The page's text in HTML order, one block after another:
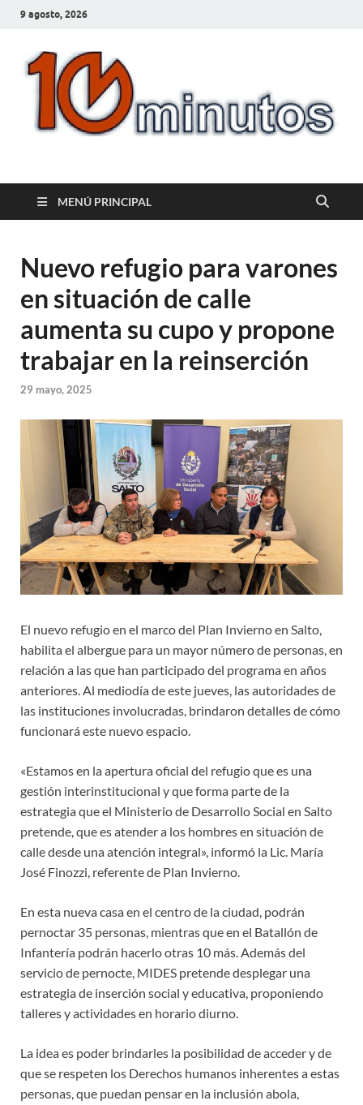
9 agosto, 2026
10minutos.com.uy
MENÚ PRINCIPAL
Nuevo refugio para varones
en situación de calle
aumenta su cupo y propone
trabajar en la reinserción
29 mayo, 2025
El nuevo refugio en el marco del Plan Invierno en Salto,
habilita el albergue para un mayor número de personas, en
relación a las que han participado del programa en años
anteriores. Al mediodía de este jueves, las autoridades de
las instituciones involucradas, brindaron detalles de cómo
funcionará este nuevo espacio.
«Estamos en la apertura oficial del refugio que es una
gestión interinstitucional y que forma parte de la
estrategia que el Ministerio de Desarrollo Social en Salto
pretende, que es atender a los hombres en situación de
calle desde una atención integral», informó la Lic. María
José Finozzi, referente de Plan Invierno.
En esta nueva casa en el centro de la ciudad, podrán
pernoctar 35 personas, mientras que en el Batallón de
Infantería podrán hacerlo otras 10 más. Además del
servicio de pernocte, MIDES pretende desplegar una
estrategia de inserción social y educativa, proponiendo
talleres y actividades en horario diurno.
La idea es poder brindarles la posibilidad de acceder y de
que se respeten los Derechos humanos inherentes a estas
personas, que puedan pensar en la inclusión abola,